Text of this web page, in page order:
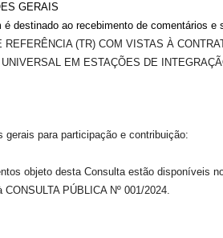
GERAIS
é destinado ao recebimento de comentários e
REFERÊNCIA (TR) COM VISTAS À
UNIVERSAL EM ESTAÇÕES DE
gerais para participação e contribuição:
objeto desta Consulta estão disponíveis
CONSULTA PÚBLICA Nº 001/2024.